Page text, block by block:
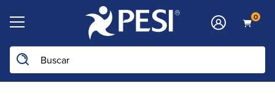
0
Buscar en la web